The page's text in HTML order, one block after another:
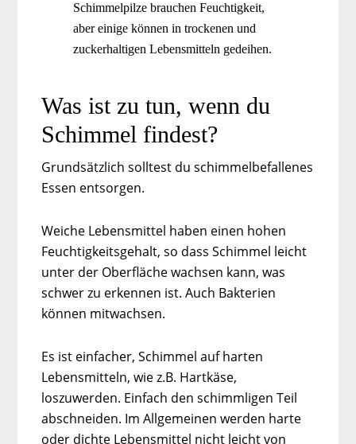
Schimmelpilze brauchen Feuchtigkeit,
aber einige können in trockenen und
zuckerhaltigen Lebensmitteln gedeihen.
Was ist zu tun, wenn du
Schimmel findest?
Grundsätzlich solltest du schimmelbefallenes
Essen entsorgen.
Weiche Lebensmittel haben einen hohen
Feuchtigkeitsgehalt, so dass Schimmel leicht
unter der Oberfläche wachsen kann, was
schwer zu erkennen ist. Auch Bakterien
können mitwachsen.
Es ist einfacher, Schimmel auf harten
Lebensmitteln, wie z.B. Hartkäse,
loszuwerden. Einfach den schimmligen Teil
abschneiden. Im Allgemeinen werden harte
oder dichte Lebensmittel nicht leicht von